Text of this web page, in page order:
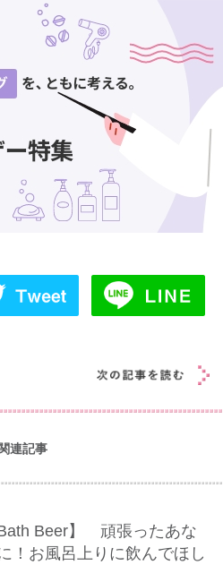
関連記事
Bath Beer】 頑張ったあな
！お風呂上りに飲んでほし